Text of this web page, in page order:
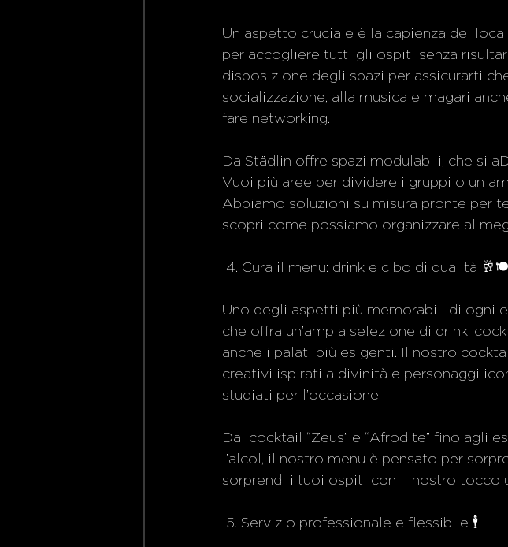
Un aspetto cruciale è la capienza del
per accogliere tutti gli ospiti senza
disposizione degli spazi per assicurarti
socializzazione, alla musica e magari
fare networking.
Da Städlin offre spazi modulabili, che si
Vuoi più aree per dividere i gruppi o un
Abbiamo soluzioni su misura pronte per
scopri come possiamo organizzare al
4. Cura il menu: drink e cibo di qualità
Uno degli aspetti più memorabili di ogni
che offra un’ampia selezione di drink,
anche i palati più esigenti. Il nostro
creativi ispirati a divinità e personaggi
studiati per l’occasione.
Dai cocktail “Zeus” e “Afrodite” fino agli
l’alcol, il nostro menu è pensato per
sorprendi i tuoi ospiti con il nostro tocco
5. Servizio professionale e flessibile 🕴️